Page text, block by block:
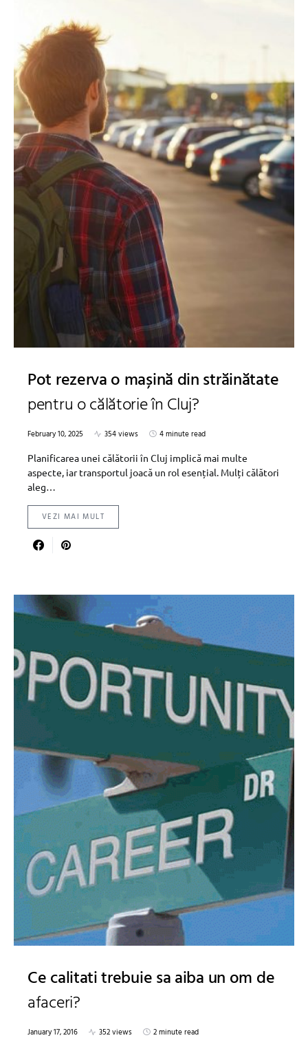
Pot rezerva o mașină din străinătate
pentru o călătorie în Cluj?
February 10, 2025 354 views
4 minute read
Planificarea unei călătorii în Cluj implică mai multe
aspecte, iar transportul joacă un rol esențial. Mulți călători
aleg…
VEZI MAI MULT
Ce calitati trebuie sa aiba un om de
afaceri?
January 17, 2016 352 views 2 minute read